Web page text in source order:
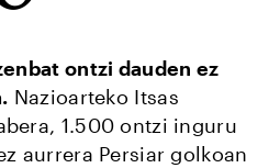
ontzi dauden ez
Nazioarteko Itsas
1.500 ontzi inguru
aurrera Persiar golkoan